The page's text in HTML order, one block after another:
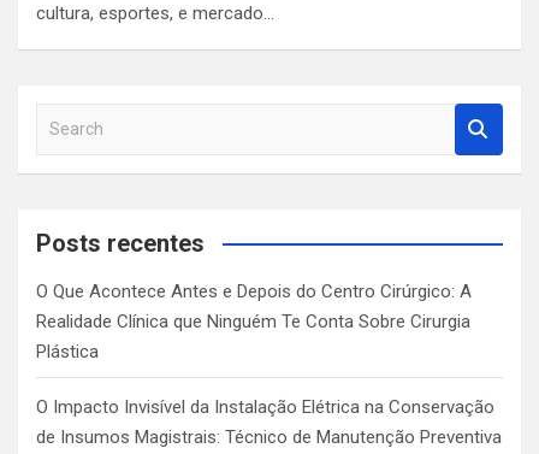
cultura, esportes, e mercado…
a
c
Posts recentes
O Que Acontece Antes e Depois do Centro Cirúrgico: A
Realidade Clínica que Ninguém Te Conta Sobre Cirurgia
Plástica
O Impacto Invisível da Instalação Elétrica na Conservação
de Insumos Magistrais: Técnico de Manutenção Preventiva